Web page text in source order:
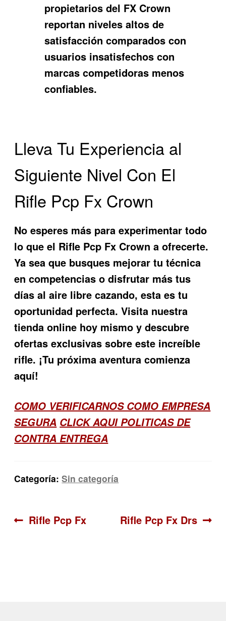
propietarios del FX Crown
reportan niveles altos de
satisfacción comparados con
usuarios insatisfechos con
marcas competidoras menos
confiables.
Lleva Tu Experiencia al
Siguiente Nivel Con El
Rifle Pcp Fx Crown
No esperes más para experimentar todo
lo que el Rifle Pcp Fx Crowna ofrecerte.
Ya sea que busques mejorar tu técnica
en competencias o disfrutar más tus
días al aire libre cazando, esta es tu
oportunidad perfecta. Visita nuestra
tienda online hoy mismo y descubre
ofertas exclusivas sobre este increíble
rifle. ¡Tu próxima aventura comienza
aquí!
COMO VERIFICARNOS COMO EMPRESA
SEGURA CLICK AQUI POLITICAS DE
CONTRA ENTREGA
Categoría:Sin categoría
Navegación
Anterior:
Rifle Pcp Fx Siguiente:
Rifle Pcp Fx Drs